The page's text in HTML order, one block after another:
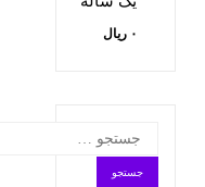
۰ ریال
جستجو
برای: